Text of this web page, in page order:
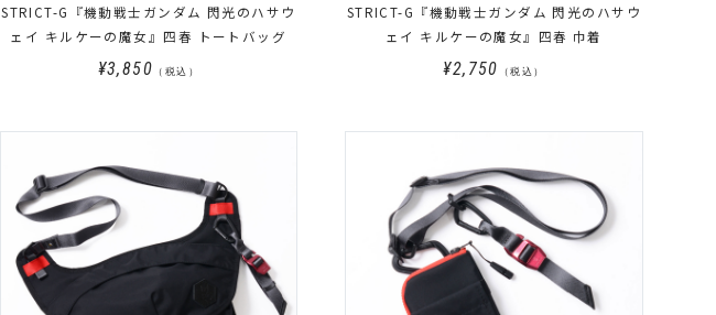
STRICT-G『機動戦士ガンダム 閃光のハサウ
ェイ キルケーの魔女』四春 トートバッグ
¥3,850 （税込）
STRICT-G『機動戦士ガンダム 閃光のハサウ
ェイ キルケーの魔女』四春 巾着
¥2,750 （税込）